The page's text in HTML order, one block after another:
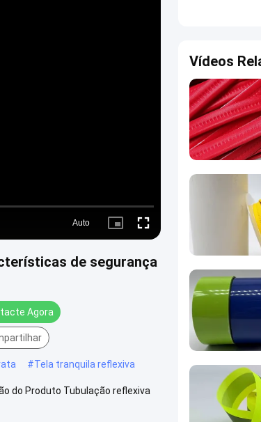
Auto
Picture- Fullscreen
de segurança
Agora
#Tela tranquila reflexiva
do Produto Tubulação reflexiva
Vídeos